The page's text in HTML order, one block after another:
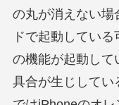
の丸が消えない場
ドで起動してい
の機能が起動して
具合が生じしてい